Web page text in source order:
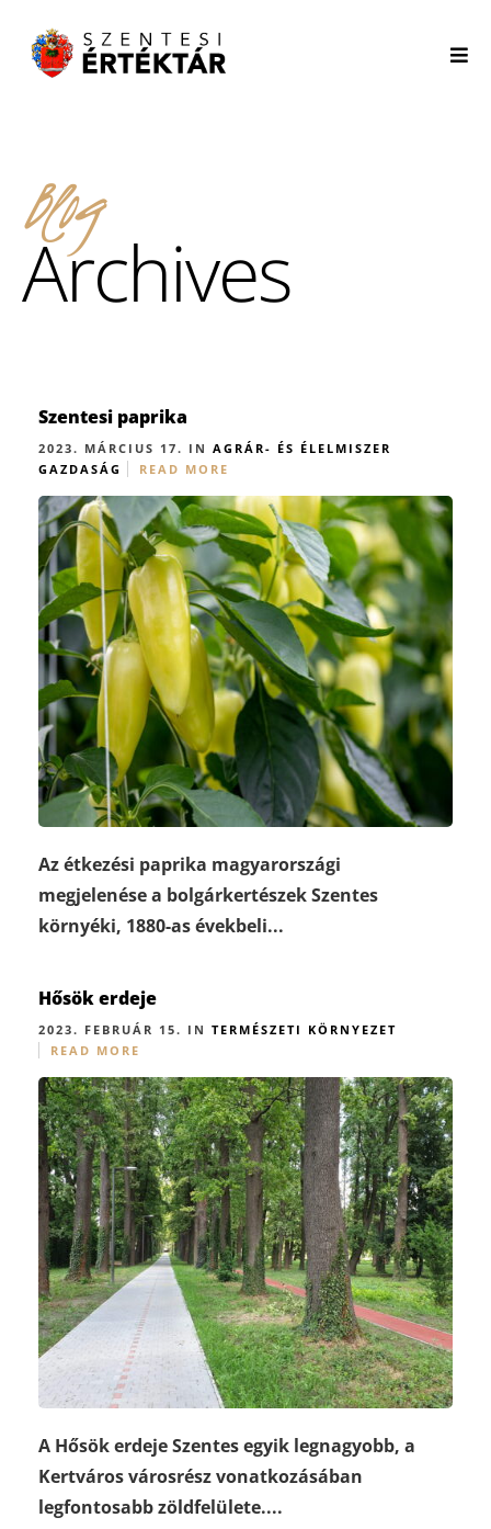
Blog
Archives
Szentesi paprika
2023. MÁRCIUS 17. IN AGRÁR- ÉS ÉLELMISZER
GAZDASÁG
READ MORE
Az étkezési paprika magyarországi
megjelenése a bolgárkertészek Szentes
környéki, 1880-as évekbeli...
Hősök erdeje
2023. FEBRUÁR 15. IN TERMÉSZETI KÖRNYEZET
READ MORE
A Hősök erdeje Szentes egyik legnagyobb, a
Kertváros városrész vonatkozásában
legfontosabb zöldfelülete....